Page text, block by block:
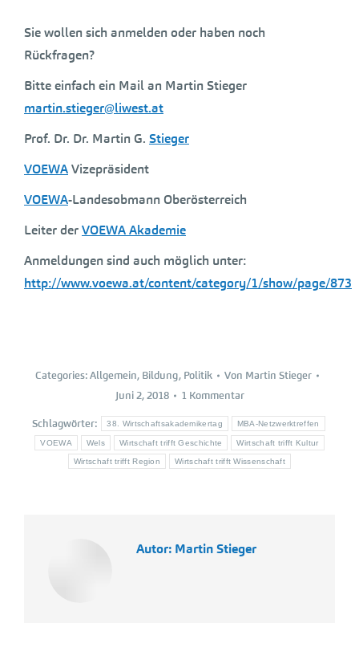
Sie wollen sich anmelden oder haben noch
Rückfragen?
Bitte einfach ein Mail an Martin Stieger
martin.stieger@liwest.at
Prof. Dr. Dr. Martin G. Stieger
VOEWAVizepräsident
VOEWA-Landesobmann Oberösterreich
Leiter derVOEWA Akademie
Anmeldungen sind auch möglich unter:
http://www.voewa.at/content/category/1/show/page/873
Categories:Allgemein, Bildung, Politik Von Martin Stieger
Juni 2, 2018
1 Kommentar
Schlagwörter: 38. Wirtschaftsakademikertag MBA-Netzwerktreffen
VOEWA Wels Wirtschaft trifft Geschichte Wirtschaft trifft Kultur
Wirtschaft trifft Region Wirtschaft trifft Wissenschaft
Autor: Martin Stieger